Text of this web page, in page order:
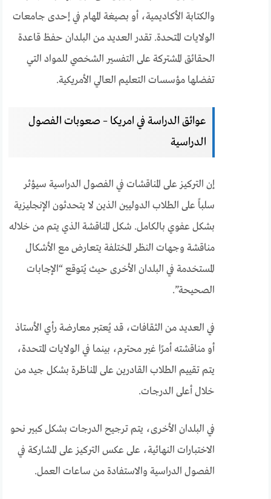
والكتابة الأكاديمية، أو بصيغة المهام في إحدى جامعات
الولايات المتحدة. تقدر العديد من البلدان حفظ قاعدة
الحقائق المشتركة على التفسير الشخصي للمواد التي
تفضلها مؤسسات التعليم العالي الأمريكية.
عوائق الدراسة في امريكا – صعوبات الفصول
الدراسية
إن التركيز على المناقشات في الفصول الدراسية سيؤثر
سلباً على الطلاب الدوليين الذين لا يتحدثون الإنجليزية
بشكل عفوي بالكامل. شكل المناقشة الذي يتم من خلاله
مناقشة وجهات النظر المختلفة يتعارض مع الأشكال
المستخدمة في البلدان الأخرى حيث يُتوقع “الإجابات
الصحيحة”.
في العديد من الثقافات، قد يُعتبر معارضة رأي الأستاذ
أو مناقشته أمرًا غير محترم، بينما في الولايات المتحدة،
يتم تقييم الطلاب القادرين على المناظرة بشكل جيد من
خلال أعلى الدرجات.
في البلدان الأخرى، يتم ترجيح الدرجات بشكل كبير نحو
الاختبارات النهائية، على عكس التركيز على المشاركة في
الفصول الدراسية والاستفادة من ساعات العمل.